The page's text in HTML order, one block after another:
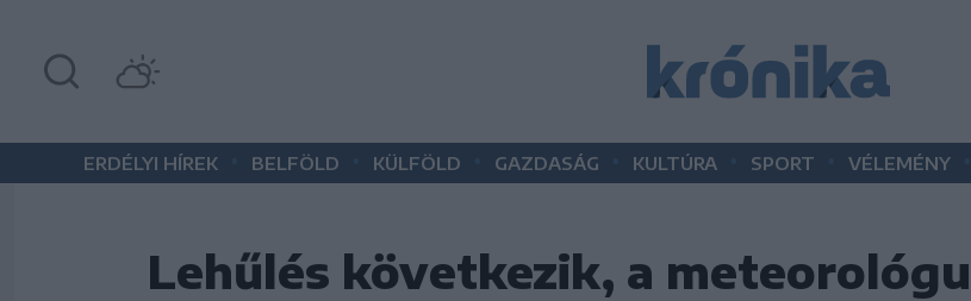
ERDÉLYI HÍREK BELFÖLD KÜLFÖLD GAZDASÁG KULTÚRA SPORT VÉLEMÉNY
Lehűlés következik, a